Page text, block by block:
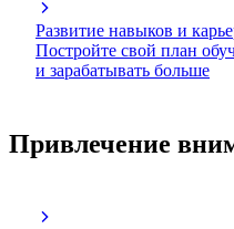
Развитие навыков и
Постройте свой план
и зарабатывать больше
Привлечение